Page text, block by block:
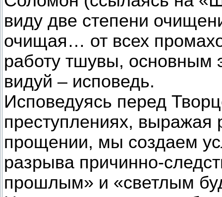
виду две степени
очищая… от всех
работу тшувы, основным
видуй – исповедь.
Исповедуясь перед
преступлениях, выражая
прощении, мы создаем
разрыва причинно-
прошлым» и «светлым